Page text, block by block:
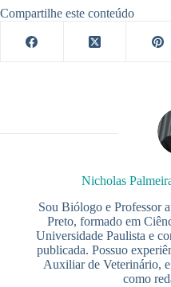
Compartilhe este conteúdo
Nicholas
Sou Biólogo e Professor
Preto, formado em
Universidade Paulista e
publicada. Possuo
Auxiliar de Veterinário,
como